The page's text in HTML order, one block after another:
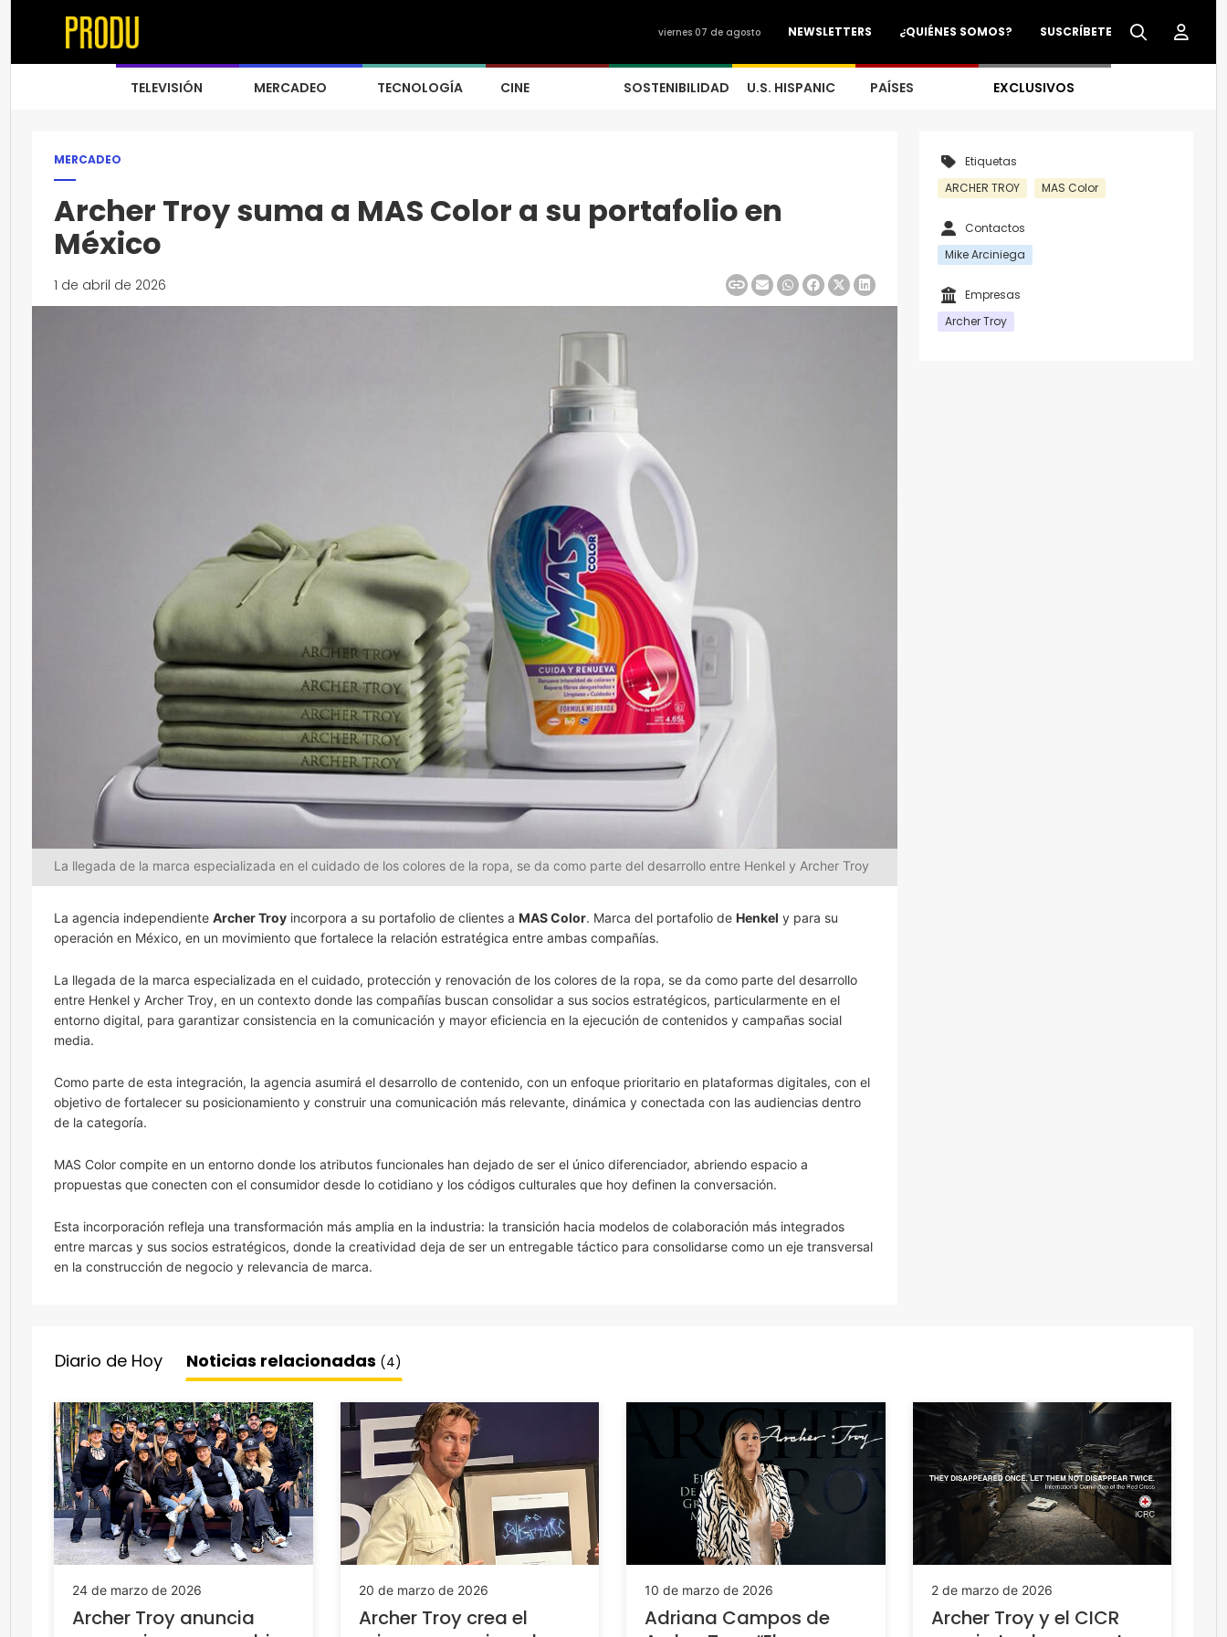
SUSCRÍBETE
¿QUIÉNES SOMOS?
NEWSLETTERS
viernes 07 de agosto
TELEVISIÓN MERCADEO TECNOLOGÍA CINE SOSTENIBILIDAD U.S. HISPANIC PAÍSES EXCLUSIVOS
MERCADEO
Archer Troy suma a MAS Color a su portafolio en
México
1 de abril de 2026
La llegada de la marca especializada en el cuidado de los colores de la ropa, se da como parte del desarrollo entre Henkel y Archer Troy
La agencia independiente Archer Troy incorpora a su portafolio de clientes a MAS Color. Marca del portafolio de Henkel y para su
operación en México, en un movimiento que fortalece la relación estratégica entre ambas compañías.
La llegada de la marca especializada en el cuidado, protección y renovación de los colores de la ropa, se da como parte del desarrollo
entre Henkel y Archer Troy, en un contexto donde las compañías buscan consolidar a sus socios estratégicos, particularmente en el
entorno digital, para garantizar consistencia en la comunicación y mayor eficiencia en la ejecución de contenidos y campañas social
media.
Como parte de esta integración, la agencia asumirá el desarrollo de contenido, con un enfoque prioritario en plataformas digitales, con el
objetivo de fortalecer su posicionamiento y construir una comunicación más relevante, dinámica y conectada con las audiencias dentro
de la categoría.
MAS Color compite en un entorno donde los atributos funcionales han dejado de ser el único diferenciador, abriendo espacio a
propuestas que conecten con el consumidor desde lo cotidiano y los códigos culturales que hoy definen la conversación.
Esta incorporación refleja una transformación más amplia en la industria: la transición hacia modelos de colaboración más integrados
entre marcas y sus socios estratégicos, donde la creatividad deja de ser un entregable táctico para consolidarse como un eje transversal
en la construcción de negocio y relevancia de marca.
Etiquetas
ARCHER TROY
MAS Color
Contactos
Mike Arciniega
Empresas
Archer Troy
Diario de Hoy Noticias relacionadas (4)
24 de marzo de 2026
Archer Troy anuncia
20 de marzo de 2026
Archer Troy crea el
10 de marzo de 2026
Adriana Campos de
2 de marzo de 2026
Archer Troy y el CICR